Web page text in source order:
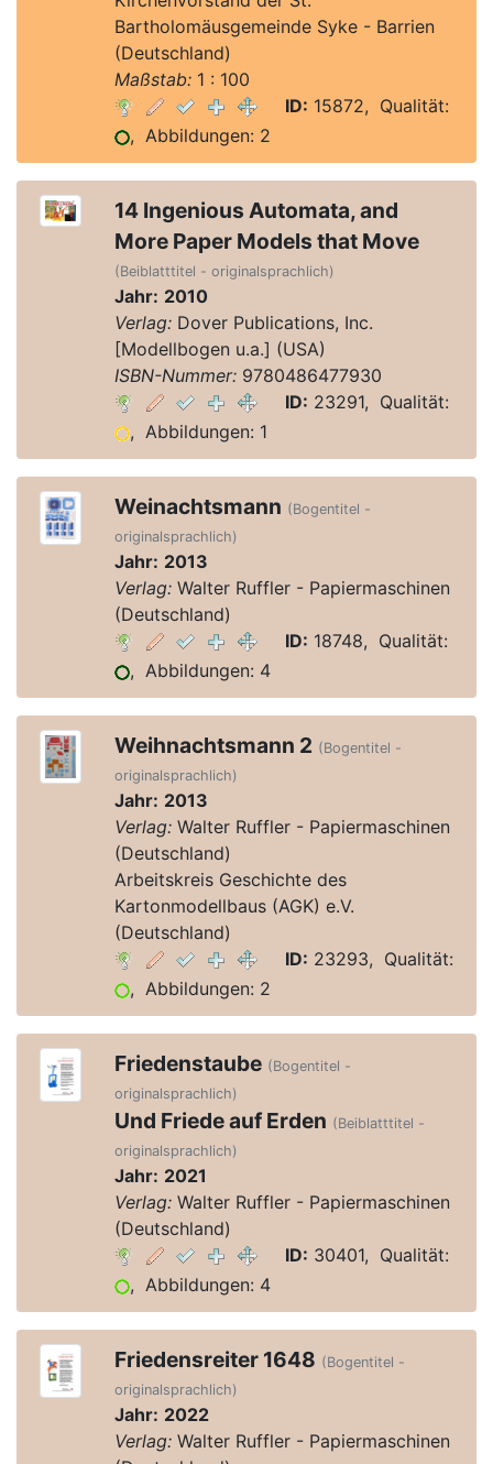
Bartholomäusgemeinde Syke - Barrien
(Deutschland)
Maßstab:1 : 100
ID: 15872, Qualität:
, Abbildungen: 2
14 Ingenious Automata, and
More Paper Models that Move
(Beiblatttitel - originalsprachlich)
Jahr: 2010
Verlag:Dover Publications, Inc.
[Modellbogen u.a.] (USA)
ISBN-Nummer:9780486477930
ID: 23291, Qualität:
, Abbildungen: 1
Weinachtsmann (Bogentitel -
originalsprachlich)
Jahr: 2013
Verlag:Walter Ruffler - Papiermaschinen
(Deutschland)
ID: 18748, Qualität:
, Abbildungen: 4
Weihnachtsmann 2 (Bogentitel -
originalsprachlich)
Jahr: 2013
Verlag:Walter Ruffler - Papiermaschinen
(Deutschland)
Arbeitskreis Geschichte des
Kartonmodellbaus (AGK) e.V.
(Deutschland)
ID: 23293, Qualität:
, Abbildungen: 2
Friedenstaube (Bogentitel -
originalsprachlich)
Und Friede auf Erden (Beiblatttitel -
originalsprachlich)
Jahr: 2021
Verlag:Walter Ruffler - Papiermaschinen
(Deutschland)
ID: 30401, Qualität:
, Abbildungen: 4
Friedensreiter 1648 (Bogentitel -
originalsprachlich)
Jahr: 2022
Verlag:Walter Ruffler - Papiermaschinen